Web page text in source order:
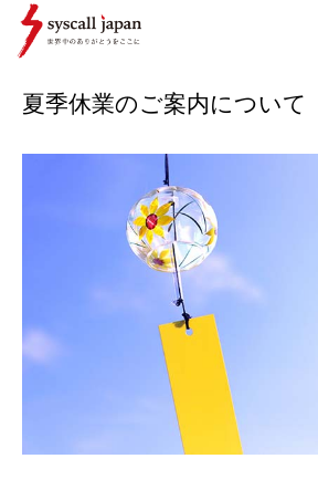
ホーム
お知らせ
夏季休業のご案内について